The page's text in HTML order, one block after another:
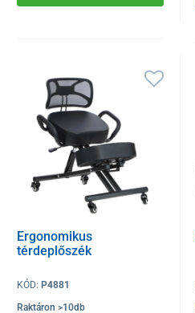
Ergonomikus
térdeplőszék
KÓD: P4881
Raktáron >10db